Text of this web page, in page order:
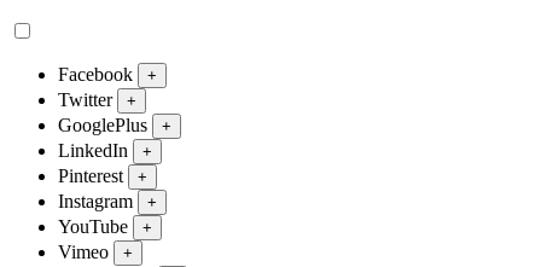
Facebook +
Twitter +
GooglePlus +
LinkedIn +
Pinterest +
Instagram +
YouTube +
Vimeo +